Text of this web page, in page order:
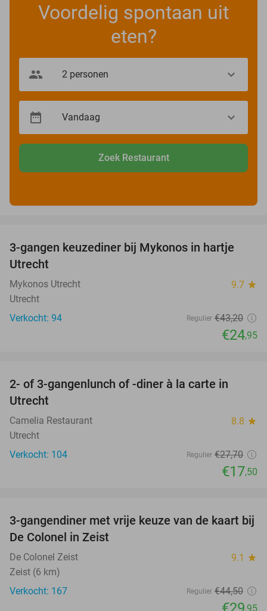
Voordelig spontaan uit
eten?
Zoek Restaurant
42%
3-gangen keuzediner bij Mykonos in hartje
Utrecht
Mykonos Utrecht 9.7 star
Utrecht
Verkocht: 94
Regulier €43,20
€24,95
2- of 3-gangenlunch of -diner à la carte in
Utrecht
Camelia Restaurant 8.8 star
Utrecht
Verkocht: 104
Regulier €27,70
€17,50
33%
3-gangendiner met vrije keuze van de kaart bij
De Colonel in Zeist
De Colonel Zeist 9.1 star
Zeist (6 km)
Verkocht: 167
Regulier €44,50
,95